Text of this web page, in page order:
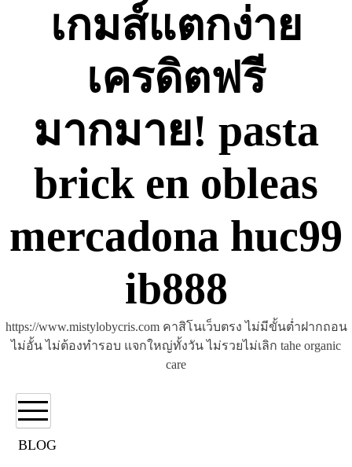
เกมส์แตกง่าย
เครดิตฟรี
มากมาย! pasta
brick en obleas
mercadona huc99
ib888
https://www.mistylobycris.com คาสิโนเว็บตรง ไม่มีขั้นต่ำฝากถอน
ไม่อั้น ไม่ต้องทำรอบ แจกใหญ่ทั้งวัน ไม่รวยไม่เลิก tahe organic
care
BLOG